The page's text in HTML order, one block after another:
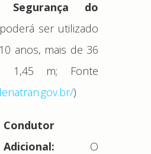
do
ser utilizado
anos, mais de 36
1,45 m; Fonte
)
Condutor
Adicional: O